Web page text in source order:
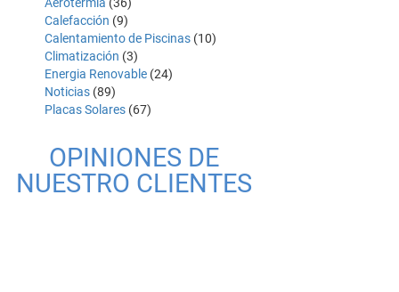
Calefacción (9)
Calentamiento de Piscinas (10)
Climatización (3)
Energia Renovable (24)
Noticias (89)
Placas Solares (67)
OPINIONES DE
NUESTRO CLIENTES